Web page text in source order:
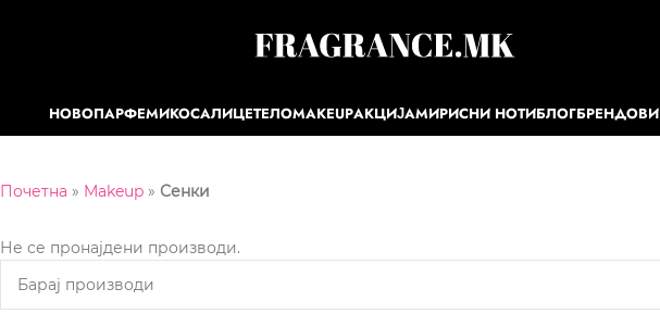
НОВОПАРФЕМИКОСАЛИЦЕТЕЛОMAKEUPАКЦИЈАМИРИСНИ НОТИБЛОГБРЕНДОВИ
Почетна » Makeup» Сенки
Не се пронајдени производи.